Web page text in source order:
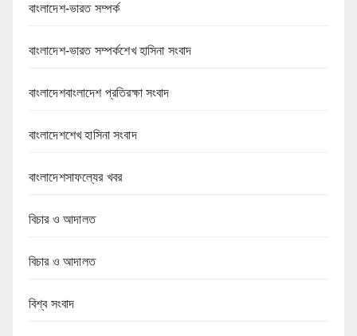
বাংলাদেশ-ভারত সম্পর্ক
বাংলাদেশ-ভারত সম্পর্কশেখ হাসিনা সংবাদ
বাংলাদেশবাংলাদেশ প্রতিরক্ষা সংবাদ
বাংলাদেশশেখ হাসিনা সংবাদ
বাংলাদেশসাফল্যের খবর
বিচার ও আদালত
বিচার ও আদালত
বিশ্ব সংবাদ